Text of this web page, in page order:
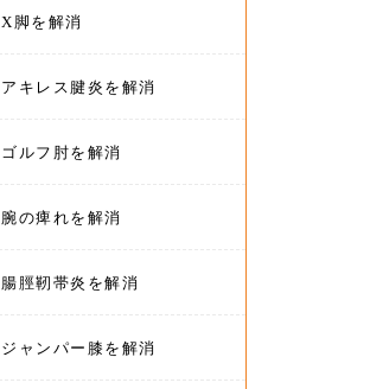
X脚を解消
アキレス腱炎を解消
ゴルフ肘を解消
腕の痺れを解消
腸脛靭帯炎を解消
ジャンパー膝を解消